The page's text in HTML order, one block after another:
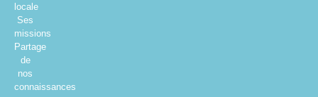
locale
Ses
missions
Partage
de
nos
connaissances